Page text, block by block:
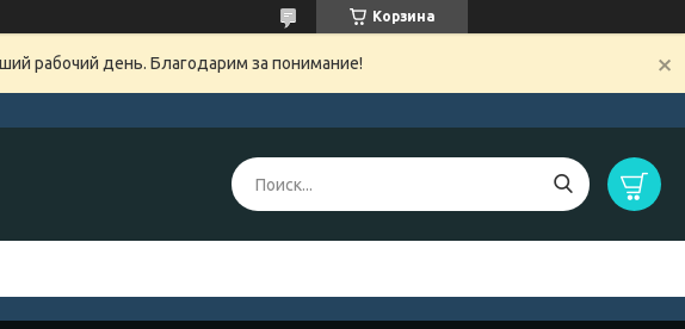
Корзина
рабочий день. Благодарим за понимание!